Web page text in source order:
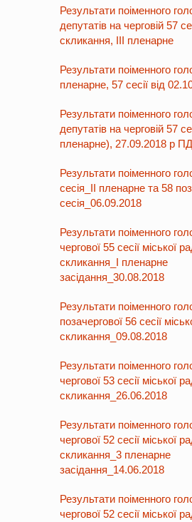
Результати поіменного
депутатів на черговій 57
скликання, ІІІ пленарне
Результати поіменного
пленарне, 57 сесії від
Результати поіменного
депутатів на черговій 57
пленарне), 27.09.2018 р
Результати поіменного
сесія_ІІ пленарне та 58
сесія_06.09.2018
Результати поіменного
чергової 55 сесії міської
скликання_І пленарне
засідання_30.08.2018
Результати поіменного
позачергової 56 сесії
скликання_09.08.2018
Результати поіменного
чергової 53 сесії міської
скликання_26.06.2018
Результати поіменного
чергової 52 сесії міської
скликання_3 пленарне
засідання_14.06.2018
Результати поіменного
чергової 52 сесії міської